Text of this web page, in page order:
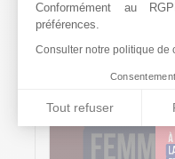
Conformément au
préférences.
Consulter notre politique de
Tout refuser
Axeptio consent
Plateforme de Gestion
AVR 22 15:01